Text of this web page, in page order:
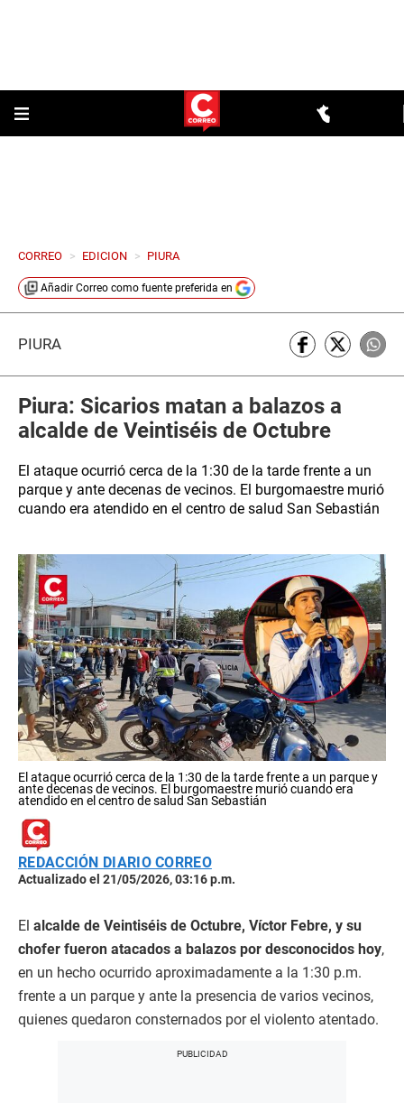
CORREO > EDICION > PIURA
Añadir Correo como fuente preferida en
PIURA
Piura: Sicarios matan a balazos a
alcalde de Veintiséis de Octubre
El ataque ocurrió cerca de la 1:30 de la tarde frente a un
parque y ante decenas de vecinos. El burgomaestre murió
cuando era atendido en el centro de salud San Sebastián
El ataque ocurrió cerca de la 1:30 de la tarde frente a un parque y
ante decenas de vecinos. El burgomaestre murió cuando era
atendido en el centro de salud San Sebastián
REDACCIÓN DIARIO CORREO
Actualizado el 21/05/2026, 03:16 p.m.
El alcalde de Veintiséis de Octubre, Víctor Febre, y su
chofer fueron atacados a balazos por desconocidos hoy,
en un hecho ocurrido aproximadamente a la 1:30 p.m.
frente a un parque y ante la presencia de varios vecinos,
quienes quedaron consternados por el violento atentado.